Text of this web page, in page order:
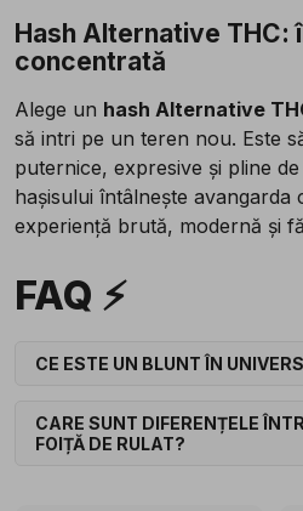
Hash Alternative THC:
concentrată
Alege un hash Alternative
să intri pe un teren nou. Este
puternice, expresive și pline
hașisului întâlnește avangarda
experiență brută, modernă și
FAQ ⚡
CE ESTE UN BLUNT ÎN
CARE SUNT DIFERENȚELE
FOIȚĂ DE RULAT?